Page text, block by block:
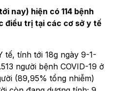
nay) hiện có 114 bệnh
điều trị tại các cơ sở y tế
tế, tính tới 18g ngày 9-1-
người bệnh COVID-19 ở
(89,95% tổng nhiễm)